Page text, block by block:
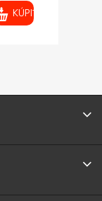
KÚPIŤ